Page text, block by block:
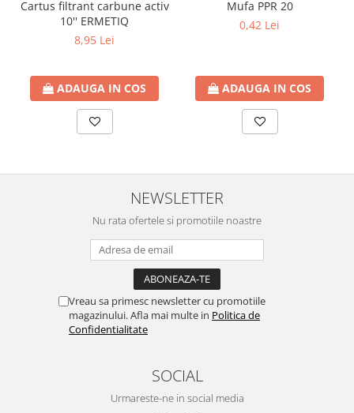
btu
Aparate de Aer conditionat 12000
Aparate de Aer conditionat 18000
Aparate de Aer conditionat 24000
Panouri solare presurizate si
Accesorii Panouri solare
Pompe de circulaţie pentru
instalaţiile termice solare
Vase de expansiune
Incazire in Pardoseala
Teava incalzire pardoseala
PLACA NUTURI/TACKER
Cartus filtrant carbune activ
10'' ERMETIQ
8,95 Lei
ADAUGA IN COS
Mufa PPR 20
0,42 Lei
ADAUGA IN COS
NEWSLETTER
Nu rata ofertele si promotiile noastre
Vreau sa primesc newsletter cu promotiile
magazinului. Afla mai multe in Politica de
Confidentialitate
SOCIAL
Urmareste-ne in social media